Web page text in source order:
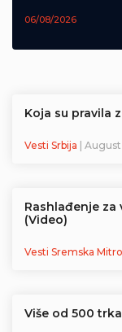
06/08/2026
Koja su pravila
Vesti Srbija |
Rashlađenje za
(Video)
Vesti Sremska
Više od 500